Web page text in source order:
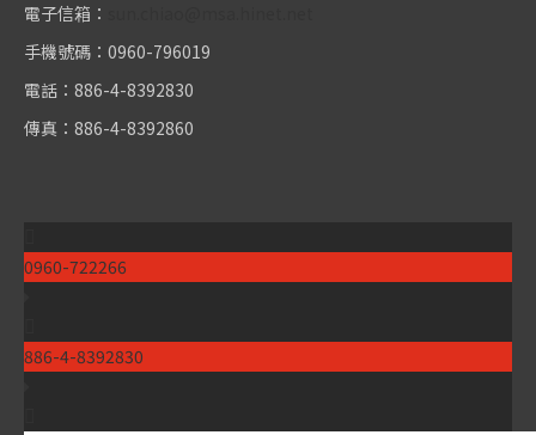
電子信箱：
手機號碼：0960-796019
電話：886-4-8392830
傳真：886-4-8392860
LINE